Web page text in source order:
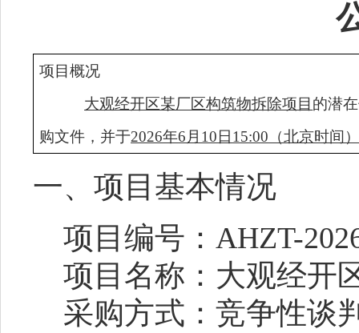
项目概况
大观经开区某厂区构筑物拆除项目 的潜
购文件，并于2026年6月10 日 15:00 （北京时间
一、项目基本情况
项目编号： AHZT-
项目名称： 大观经开
采购方式：竞争性谈